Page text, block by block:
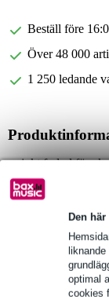
Den
optimal
cookies
Beställ före
Över 48 000
1 250 ledande
mjukt fodral för
särskilt för gitarrer
varumärke:
Fullständiga
Se även (6)